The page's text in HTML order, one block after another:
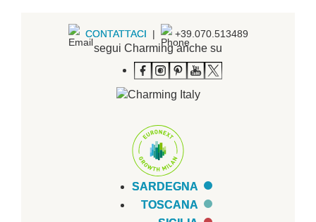
CONTATTACI | +39.070.513489
segui Charming anche su
SARDEGNA
TOSCANA